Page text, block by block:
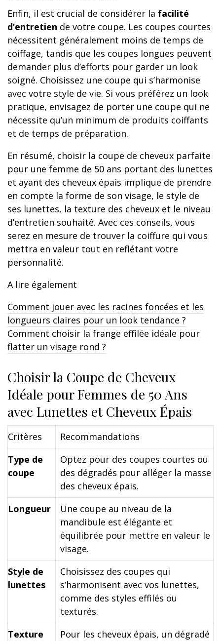
Enfin, il est crucial de considérer la facilité
d’entretien de votre coupe. Les coupes courtes
nécessitent généralement moins de temps de
coiffage, tandis que les coupes longues peuvent
demander plus d’efforts pour garder un look
soigné. Choisissez une coupe qui s’harmonise
avec votre style de vie. Si vous préférez un look
pratique, envisagez de porter une coupe qui ne
nécessite qu’un minimum de produits coiffants
et de temps de préparation.
En résumé, choisir la coupe de cheveux parfaite
pour une femme de 50 ans portant des lunettes
et ayant des cheveux épais implique de prendre
en compte la forme de son visage, le style de
ses lunettes, la texture des cheveux et le niveau
d’entretien souhaité. Avec ces conseils, vous
serez en mesure de trouver la coiffure qui vous
mettra en valeur tout en reflétant votre
personnalité.
A lire également
Comment jouer avec les racines foncées et les
longueurs claires pour un look tendance ?
Comment choisir la frange effilée idéale pour
flatter un visage rond ?
Choisir la Coupe de Cheveux
Idéale pour Femmes de 50 Ans
avec Lunettes et Cheveux Épais
Critères
Recommandations
Type de
coupe
Optez pour des coupes courtes ou
des dégradés pour alléger la masse
des cheveux épais.
Longueur
Une coupe au niveau de la
mandibule est élégante et
équilibrée pour mettre en valeur le
visage.
Style de
lunettes
Choisissez des coupes qui
s’harmonisent avec vos lunettes,
comme des styles effilés ou
texturés.
Texture
Pour les cheveux épais, un dégradé